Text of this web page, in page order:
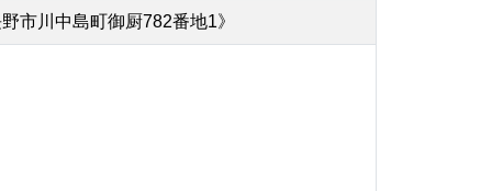
市川中島町御厨782番地1》